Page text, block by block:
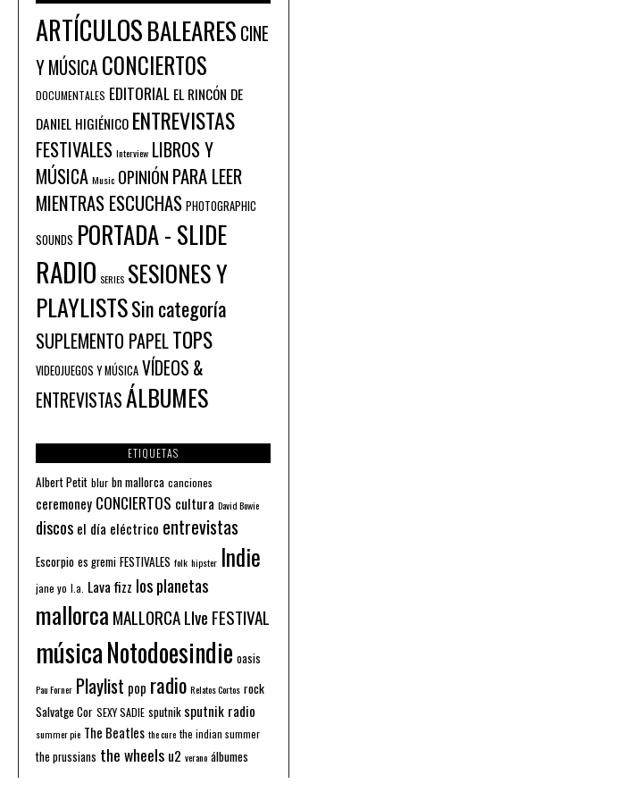
ARTÍCULOSBALEARES CINE
Y MÚSICA CONCIERTOS
DOCUMENTALES EDITORIAL EL RINCÓN DE
DANIEL HIGIÉNICO ENTREVISTAS
FESTIVALES Interview LIBROS Y
MÚSICA Music OPINIÓN PARA LEER
MIENTRAS ESCUCHAS PHOTOGRAPHIC
SOUNDS PORTADA - SLIDE
RADIO SERIES SESIONES Y
PLAYLISTSSin categoría
SUPLEMENTO PAPELTOPS
VIDEOJUEGOS Y MÚSICA VÍDEOS &
ENTREVISTASÁLBUMES
ETIQUETAS
Albert Petit blur bn mallorca canciones
ceremoney CONCIERTOS cultura David Bowie
discos el día eléctrico entrevistas
Escorpio es gremi FESTIVALES folk hipster Indie
jane yo l.a. Lava fizz los planetas
mallorca MALLORCA LIve FESTIVAL
músicaNotodoesindie oasis
Pau Forner Playlist pop radio Relatos Cortos rock
Salvatge Cor SEXY SADIE sputnik sputnik radio
summer pie The Beatles the cure the indian summer
the prussians the wheels u2 verano álbumes